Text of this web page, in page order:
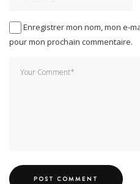
Enregistrer mon nom, mon e-
pour mon prochain commentaire.